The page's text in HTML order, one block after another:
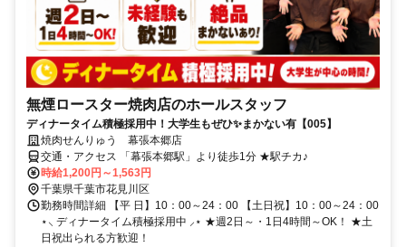
無煙ロースター焼肉店のホールスタッフ
ディナータイム積極採用中！大学生もぜひ✨まかない有【005】
焼肉せんりゅう 幕張本郷店
交通・アクセス 「幕張本郷駅」より徒歩1分 ★駅チカ♪
時給1,200円～1,563円
千葉県千葉市花見川区
勤務時間詳細 【平 日】10：00～24：00 【土日祝】10：00～24：00
⋆⸜ ディナータイム積極採用中 ⸝⋆ ★週2日～・1日4時間～OK！ ★土
日祝出られる方歓迎！